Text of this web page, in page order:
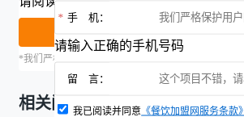
*我们严格保护用户隐私，绝不泄露任何信息！
相关阅读
* 手 机：
请输入正确的手机号码
留 言：
我已阅读并同意 《餐饮加盟网服务条款》